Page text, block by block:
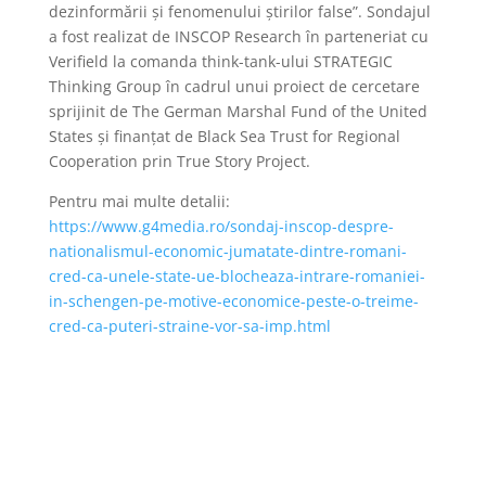
dezinformării și fenomenului știrilor false”. Sondajul
a fost realizat de INSCOP Research în parteneriat cu
Verifield la comanda think-tank-ului STRATEGIC
Thinking Group în cadrul unui proiect de cercetare
sprijinit de The German Marshal Fund of the United
States și finanțat de Black Sea Trust for Regional
Cooperation prin True Story Project.
Pentru mai multe detalii:
https://www.g4media.ro/sondaj-inscop-despre-
nationalismul-economic-jumatate-dintre-romani-
cred-ca-unele-state-ue-blocheaza-intrare-romaniei-
in-schengen-pe-motive-economice-peste-o-treime-
cred-ca-puteri-straine-vor-sa-imp.html